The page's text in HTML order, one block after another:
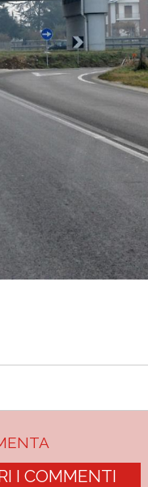
I COMMENTI